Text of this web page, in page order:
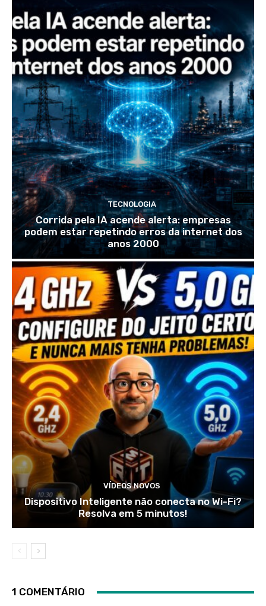
TECNOLOGIA
Corrida pela IA acende alerta: empresas
podem estar repetindo erros da internet dos
anos 2000
VÍDEOS NOVOS
Dispositivo Inteligente não conecta no Wi-Fi?
Resolva em 5 minutos!
1 COMENTÁRIO